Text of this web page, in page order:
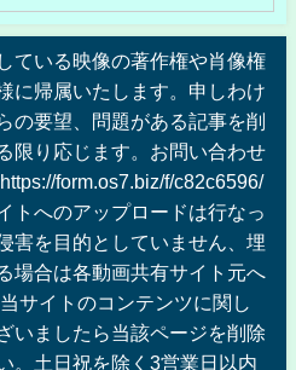
ている映像の著作権や肖像権
に帰属いたします。申しわけ
の要望、問題がある記事を削
限り応じます。お問い合わせ
form.os7.biz/f/c82c6596/
トへのアップロードは行なっ
害を目的としていません、埋
場合は各動画共有サイト元へ
サイトのコンテンツに関し
いましたら当該ページを削除
。土日祝を除く3営業日以内